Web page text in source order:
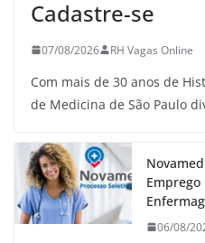
Cadastre-se
07/08/2026 RH Vagas Online
Com mais de 30 anos de
de Medicina de São Paulo
Emprego
06/08/